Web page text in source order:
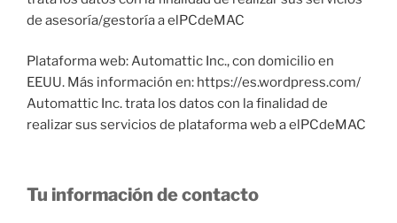
de asesoría/gestoría a elPCdeMAC
Plataforma web: Automattic Inc., con domicilio en
EEUU. Más información en: https://es.wordpress.com/
Automattic Inc. trata los datos con la finalidad de
realizar sus servicios de plataforma web a elPCdeMAC
Tu información de contacto